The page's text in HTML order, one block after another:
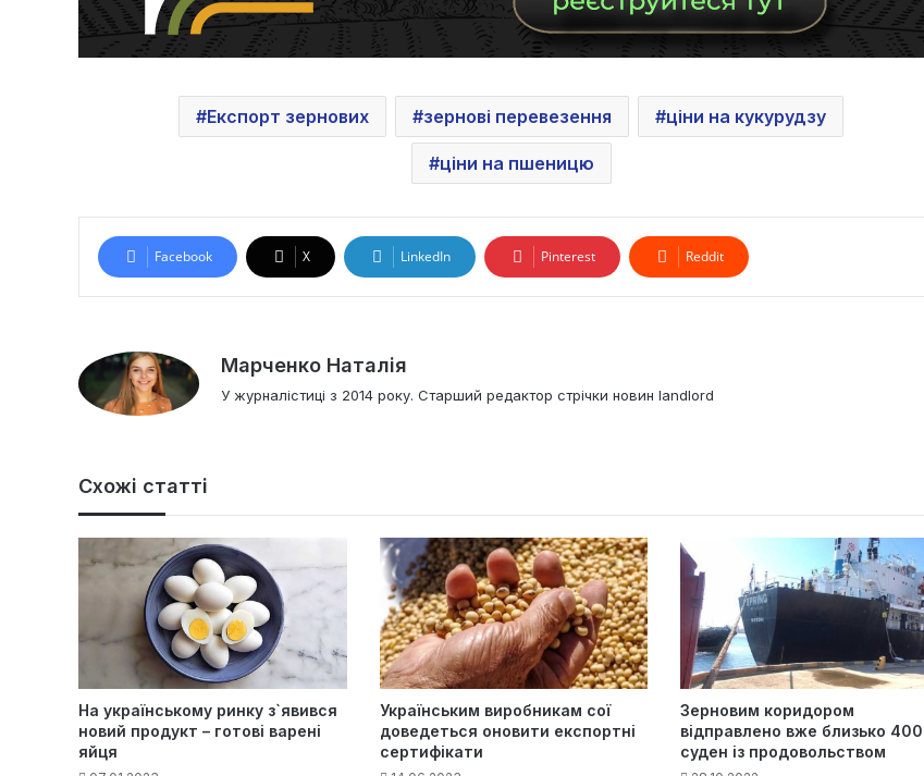
Експорт зернових зернові перевезення ціни на кукурудзу
ціни на пшеницю
Facebook X LinkedIn Pinterest Reddit
Марченко Наталія
У журналістиці з 2014 року. Старший редактор стрічки новин landlord
Схожі статті
На українському ринку з`явився
новий продукт – готові варені
яйця
Українським виробникам сої
доведеться оновити експортні
сертифікати
Зерновим коридором
відправлено вже близько 400
суден із продовольством